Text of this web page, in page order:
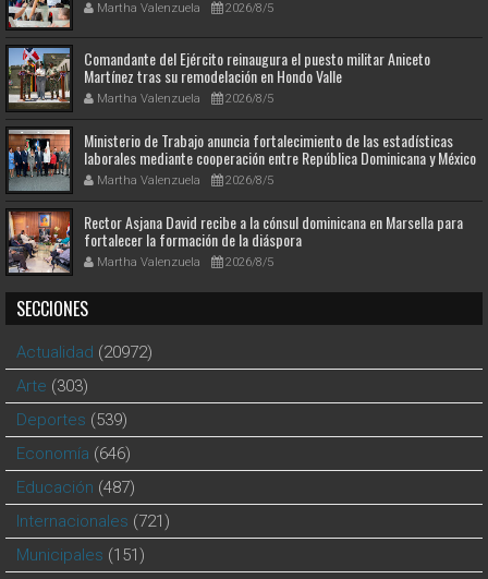
Martha Valenzuela 2026/8/5
Comandante del Ejército reinaugura el puesto militar Aniceto
Martínez tras su remodelación en Hondo Valle
Martha Valenzuela 2026/8/5
Ministerio de Trabajo anuncia fortalecimiento de las estadísticas
laborales mediante cooperación entre República Dominicana y México
Martha Valenzuela 2026/8/5
Rector Asjana David recibe a la cónsul dominicana en Marsella para
fortalecer la formación de la diáspora
Martha Valenzuela 2026/8/5
SECCIONES
Actualidad (20972)
Arte (303)
Deportes (539)
Economía (646)
Educación (487)
Internacionales (721)
Municipales (151)